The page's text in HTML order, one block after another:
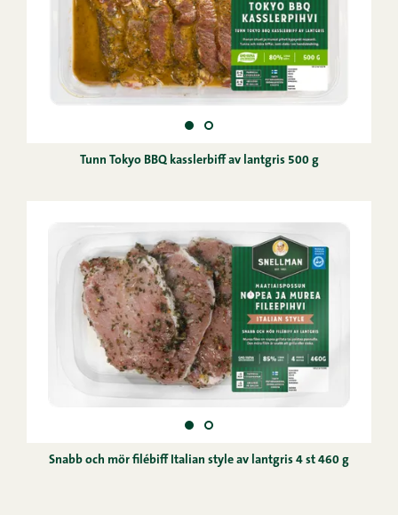
Tunn Tokyo BBQ kasslerbiff av lantgris 500 g
Snabb och mör filébiff Italian style av lantgris 4 st 460 g